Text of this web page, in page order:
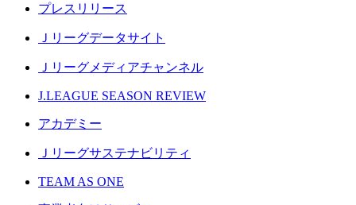
プレスリリース
Ｊリーグデータサイト
Ｊリーグメディアチャンネル
J.LEAGUE SEASON REVIEW
アカデミー
Ｊリーグサステナビリティ
TEAM AS ONE